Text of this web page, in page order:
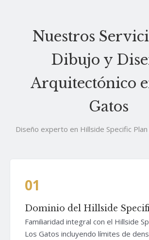
Nuestros
Dibujo y
Arquitectónico
Gatos
Diseño experto en Hillside Specific
01
Dominio del Hillside
Familiaridad integral con el Hillside
Los Gatos incluyendo límites de